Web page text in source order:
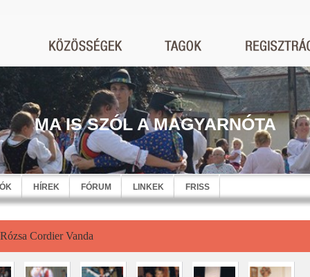
MA IS SZÓL A MAGYARNÓTA
HÍREK FÓRUM LINKEK FRISS
Cordier Vanda